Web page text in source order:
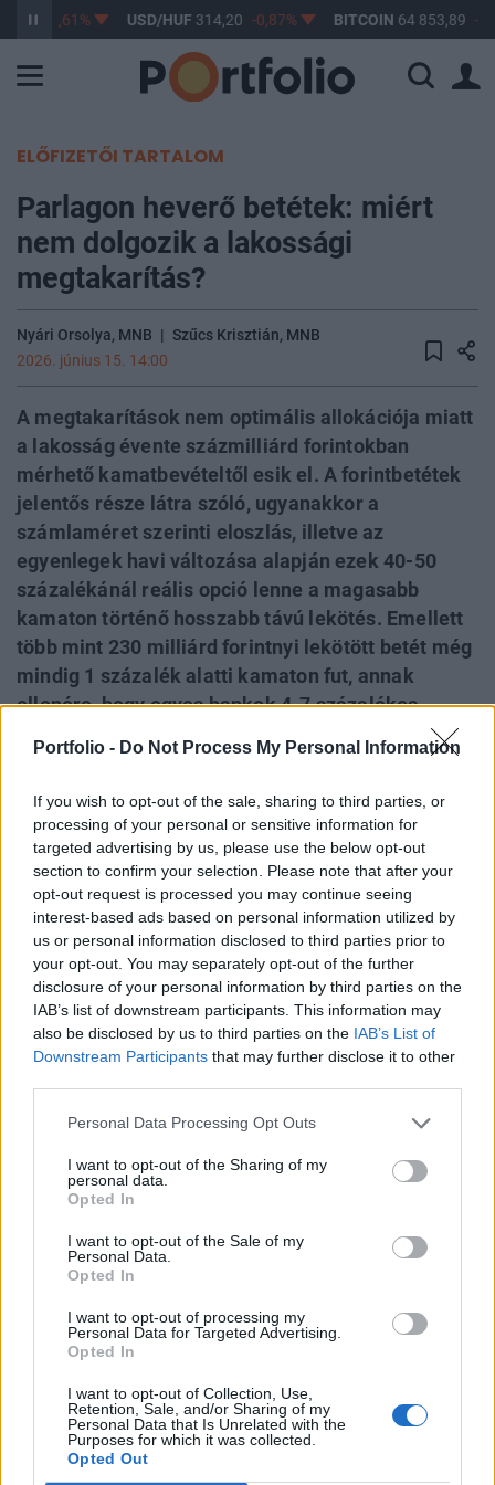
Portfolio - Do Not Process My Personal Information
If you wish to opt-out of the sale, sharing to third parties, or
processing of your personal or sensitive information for
targeted advertising by us, please use the below opt-out
section to confirm your selection. Please note that after your
opt-out request is processed you may continue seeing
interest-based ads based on personal information utilized by
us or personal information disclosed to third parties prior to
your opt-out. You may separately opt-out of the further
disclosure of your personal information by third parties on the
IAB’s list of downstream participants. This information may
also be disclosed by us to third parties on the IAB’s List of
Downstream Participants that may further disclose it to other
Personal Data Processing Opt Outs
I want to opt-out of the Sharing of my
personal data.
Opted In
I want to opt-out of the Sale of my
Personal Data.
Opted In
I want to opt-out of processing my
Personal Data for Targeted Advertising.
Opted In
I want to opt-out of Collection, Use,
Retention, Sale, and/or Sharing of my
Personal Data that Is Unrelated with the
Purposes for which it was collected.
Opted Out
-0,61% USD/HUF314,20 -0,87% BITCOIN64 853,89 -
ELŐFIZETŐI TARTALOM
Parlagon heverő betétek: miért
nem dolgozik a lakossági
megtakarítás?
Nyári Orsolya, MNB | Szűcs Krisztián, MNB
2026. június 15. 14:00
A megtakarítások nem optimális allokációja miatt
a lakosság évente százmilliárd forintokban
mérhető kamatbevételtől esik el. A forintbetétek
jelentős része látra szóló, ugyanakkor a
számlaméret szerinti eloszlás, illetve az
egyenlegek havi változása alapján ezek 40-50
százalékánál reális opció lenne a magasabb
kamaton történő hosszabb távú lekötés. Emellett
több mint 230 milliárd forintnyi lekötött betét még
mindig 1 százalék alatti kamaton fut, annak
ellenére, hogy egyes bankok 4-7 százalékos
kamatot is kínálnak. A betétek lekötésével vagy
újrastrukturálásával – különösen 10 millió
forintos betétméret felett – 2-5 százalékponttal
magasabb kamat is elérhető lenne, miközben a
lakossági állampapírok is versenyképes
alternatívát jelentenek. A megtakarítások
tudatosabb allokációja nemcsak a lakosság
kamatbevételeit növelné, hanem élénkítené a
banki versenyt, erősítené a kamattranszmissziót
és az MNB monetáris politikájának hatékonyságát
is.
Professional Investment Day 2026Ismét jön a Portfolio
szűk körű, exkluzív meetupja a magyar vagyonkezelői piac
résztvevői számára! Kíváncsi vagy, melyek lesznek a 2027-
az egyedülálló lehetőség az exkluzív kapcsolatteremtésre
és networkingre, a legfontosabb trendek és várakozások
A keresett cikk a portfolio.hu hírarchívumához
tartozik, melynek olvasása előfizetéses
regisztrációhoz kötött.
Az előfizetés a következőket tartalmazza:
Portfolio.hu teljes cikkarchívum